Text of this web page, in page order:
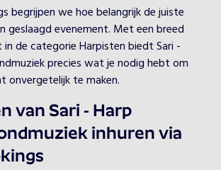
begrijpen we hoe belangrijk de juiste
geslaagd evenement. Met een breed
de categorie Harpisten biedt Sari -
precies wat je nodig hebt om
onvergetelijk te maken.
van Sari - Harp
inhuren via